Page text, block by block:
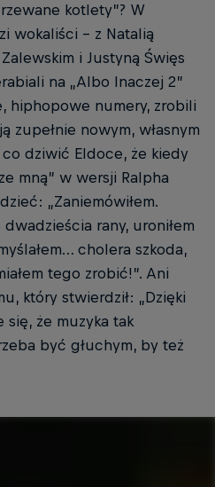
kotlety”? W
wokaliści – z Natalią
i Justyną Święs
na „Albo Inaczej 2”
hiphopowe numery, zrobili
zupełnie nowym, własnym
dziwić Eldoce, że kiedy
mną” w wersji Ralpha
„Zaniemówiłem.
dwadzieścia rany, uroniłem
cholera szkoda,
tego zrobić!”. Ani
który stwierdził: „Dzięki
że muzyka tak
być głuchym, by też